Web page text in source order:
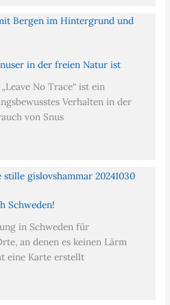
in der freien Natur ist
No Trace“ ist ein
Verhalten in der
von Snus
Schweden!
in Schweden für
an denen es keinen Lärm
eine Karte erstellt